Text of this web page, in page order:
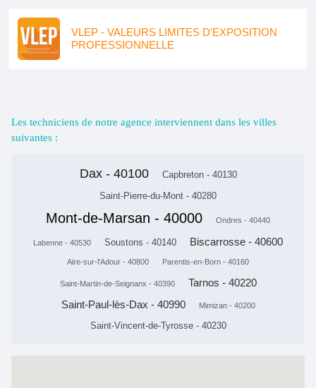
VLEP - VALEURS LIMITES D'EXPOSITION
PROFESSIONNELLE
Les techniciens de notre agence interviennent dans les villes
suivantes :
Dax - 40100
Capbreton - 40130
Saint-Pierre-du-Mont - 40280
Mont-de-Marsan - 40000 Ondres - 40440
Labenne - 40530 Soustons - 40140 Biscarrosse - 40600
Aire-sur-l'Adour - 40800 Parentis-en-Born - 40160
Saint-Martin-de-Seignanx - 40390
Tarnos - 40220
Saint-Paul-lès-Dax - 40990
Mimizan - 40200
Saint-Vincent-de-Tyrosse - 40230